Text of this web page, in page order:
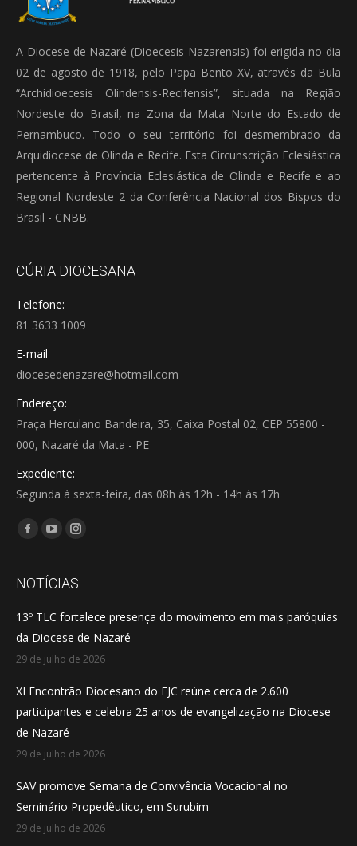
A Diocese de Nazaré (Dioecesis Nazarensis) foi erigida no dia
02 de agosto de 1918, pelo Papa Bento XV, através da Bula
“Archidioecesis Olindensis-Recifensis”, situada na Região
Nordeste do Brasil, na Zona da Mata Norte do Estado de
Pernambuco. Todo o seu território foi desmembrado da
Arquidiocese de Olinda e Recife. Esta Circunscrição Eclesiástica
pertencente à Província Eclesiástica de Olinda e Recife e ao
Regional Nordeste 2 da Conferência Nacional dos Bispos do
Brasil - CNBB.
CÚRIA DIOCESANA
Telefone:
81 3633 1009
E-mail
diocesedenazare@hotmail.com
Endereço:
Praça Herculano Bandeira, 35, Caixa Postal 02, CEP 55800 -
000, Nazaré da Mata - PE
Expediente:
Segunda à sexta-feira, das 08h às 12h - 14h às 17h
Encontre-nos em:
Facebook
opens
new
window
YouTube
opens
new
window
Instagram
opens
new
window
NOTÍCIAS
13º TLC fortalece presença do movimento em mais paróquias
da Diocese de Nazaré
29 de julho de 2026
XI Encontrão Diocesano do EJC reúne cerca de 2.600
participantes e celebra 25 anos de evangelização na Diocese
de Nazaré
29 de julho de 2026
SAV promove Semana de Convivência Vocacional no
Seminário Propedêutico, em Surubim
29 de julho de 2026